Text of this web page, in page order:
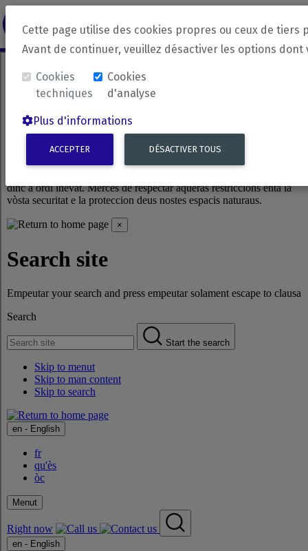
revirada Langue source Langue
Cette page utilise des cookies propres ou ceux de
Avant de continuer, veuillez désactiver les options dont
Cookies
techniques
Cookies
d'analyse
Plus d'informations
ACCEPTER DÉSACTIVER TOUS